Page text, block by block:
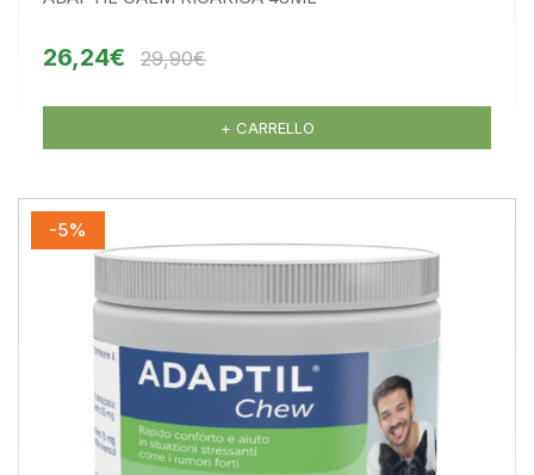
26,24€ 29,90€
+ CARRELLO
-5%